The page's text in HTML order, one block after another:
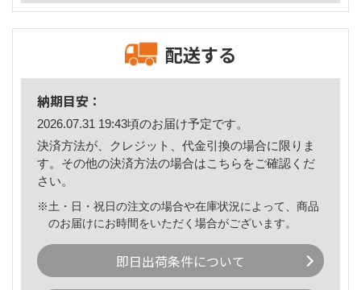
配送する
納期目安：
2026.07.31 19:43頃のお届け予定です。
決済方法が、クレジット、代金引換の場合に限りま
す。その他の決済方法の場合はこちら をご確認くだ
さい。
※土・日・祝日の注文の場合や在庫状況によって、商品
のお届けにお時間をいただく場合がございます。
即日出荷条件について